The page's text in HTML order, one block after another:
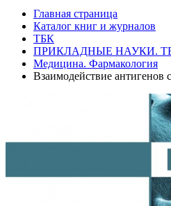
Главная страница
Каталог книг и журналов
ТБК
ПРИКЛАДНЫЕ НАУКИ.
Медицина. Фармакология
Взаимодействие